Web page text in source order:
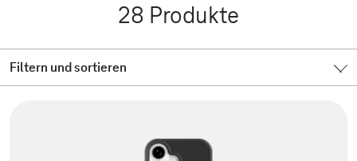
28 Produkte
Filtern und sortieren